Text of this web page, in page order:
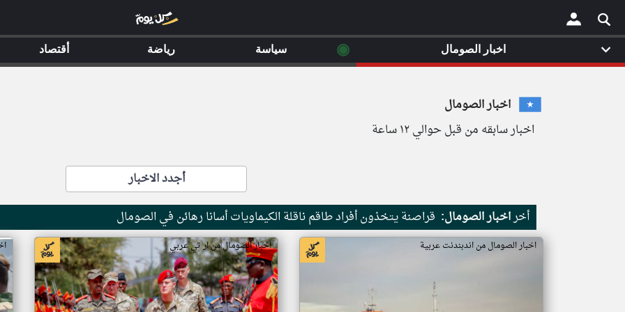
×
اخبار الصومال
اخبار سابقه من قبل حوالي ١٢ ساعة
أجدد الاخبار
أخراخبار الصومال: قراصنة يتخذون أفراد طاقم ناقلة الكيماويات أسانا رهائن في الصومال
اخبار الصومال من اندبندنت عربية اخبار الصومال من ار تي عربي
اخبار الصومال ◉ سياسة رياضة أقتصاد